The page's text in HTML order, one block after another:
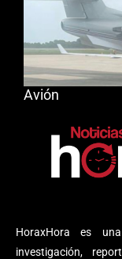
HoraxHora es
investigación,
Avión